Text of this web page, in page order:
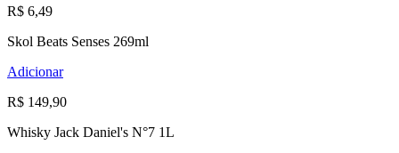
R$ 6,49
Skol Beats Senses 269ml
Adicionar
R$ 149,90
Whisky Jack Daniel's N°7 1L